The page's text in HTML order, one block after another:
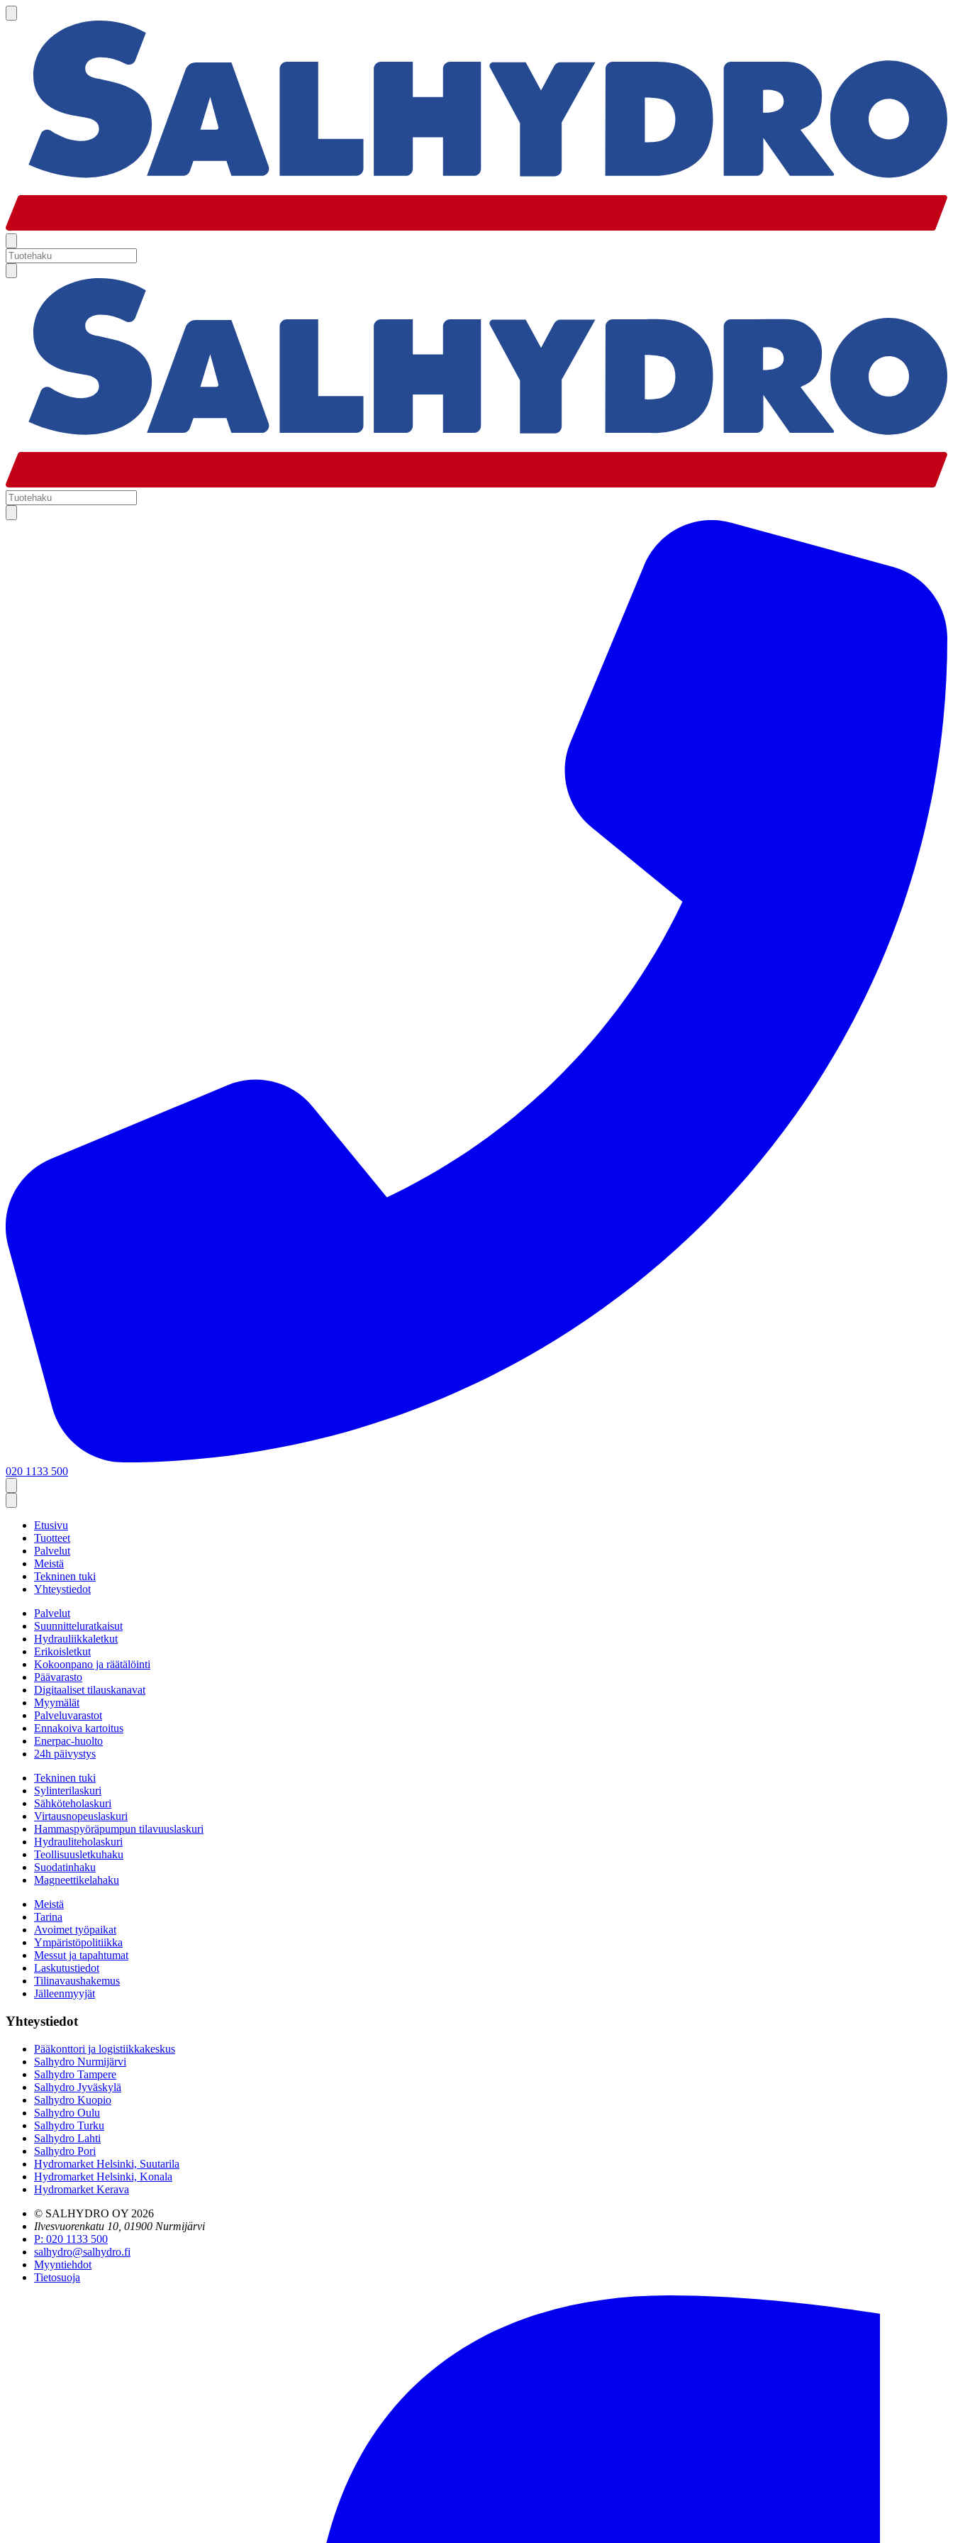
020 1133 500
Etusivu
Tuotteet
Palvelut
Meistä
Tekninen tuki
Yhteystiedot
Palvelut
Suunnitteluratkaisut
Hydrauliikkaletkut
Erikoisletkut
Kokoonpano ja räätälöinti
Päävarasto
Digitaaliset tilauskanavat
Myymälät
Palveluvarastot
Ennakoiva kartoitus
Enerpac-huolto
24h päivystys
Tekninen tuki
Sylinterilaskuri
Sähköteholaskuri
Virtausnopeuslaskuri
Hammaspyöräpumpun tilavuuslaskuri
Hydrauliteholaskuri
Teollisuusletkuhaku
Suodatinhaku
Magneettikelahaku
Meistä
Tarina
Avoimet työpaikat
Ympäristöpolitiikka
Messut ja tapahtumat
Laskutustiedot
Tilinavaushakemus
Jälleenmyyjät
Yhteystiedot
Pääkonttori ja logistiikkakeskus
Salhydro Nurmijärvi
Salhydro Tampere
Salhydro Jyväskylä
Salhydro Kuopio
Salhydro Oulu
Salhydro Turku
Salhydro Lahti
Salhydro Pori
Hydromarket Helsinki, Suutarila
Hydromarket Helsinki, Konala
Hydromarket Kerava
© SALHYDRO OY 2026
Ilvesvuorenkatu 10, 01900 Nurmijärvi
P: 020 1133 500
salhydro@salhydro.fi
Myyntiehdot
Tietosuoja